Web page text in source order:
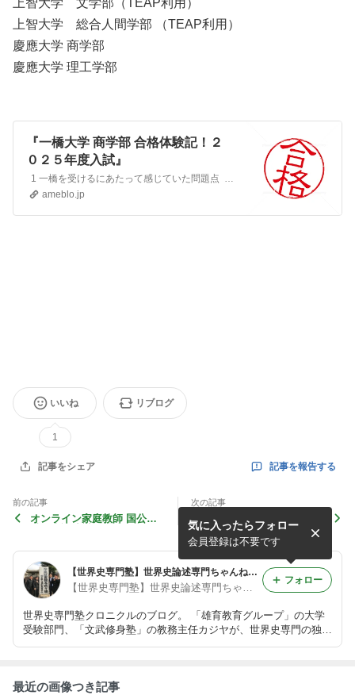
上智大学 文学部（TEAP利用）
上智大学 総合人間学部 （TEAP利用）
慶應大学 商学部
慶應大学 理工学部
『一橋大学 商学部 合格体験記！２
０２５年度入試』
1 一橋を受けるにあたって感じていた問題点 商学部志望なのに圧倒的数弱(一橋模試で最高1完1半/5問、共テ模試の数1Aは常に6割以下)だった。なので世界…
ameblo.jp
いいね
1
リブログ
記事をシェア 記事を報告する
前の記事
オンライン家庭教師 国公立
次の記事
一橋大学 商学部 合格体験
記！２０２５年度入試
【世界史専門塾】世界史論述専門ちゃんねる【クロニクル】
世界史専門塾クロニクルのブログ。 「雄育教育グループ」の大学
受験部門、「文武修身塾」の教務主任カジヤが、世界史専門の独立
遊軍を2018年に創立。 雄飛教育グループHP http://www.yu-hikai.co
気に入ったらフォロー
会員登録は不要です
フォロー
最近の画像つき記事